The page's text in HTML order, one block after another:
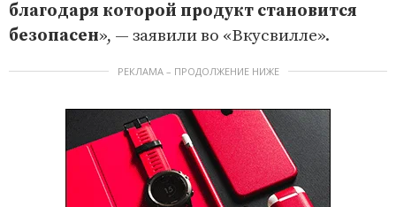
благодаря которой продукт становится
безопасен», — заявили во «Вкусвилле».
РЕКЛАМА – ПРОДОЛЖЕНИЕ НИЖЕ